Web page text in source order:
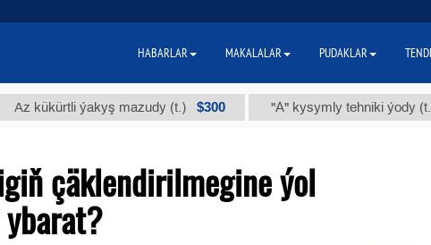
ýakyş mazudy (t.) $300 "А" kysymly tehniki ýody (t.) $86
çäklendirilmegine ýol
HABARLAR MAKALALAR PUDAKLAR